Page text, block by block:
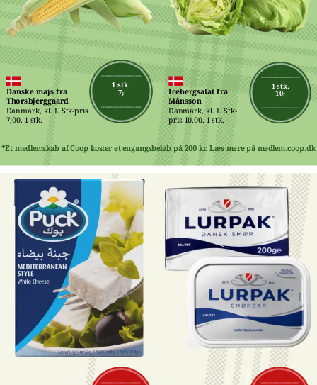
1 stk.
10,-
Icebergsalat fra
Månsson
Danmark, kl. I. Stk-
pris 10,00. 1 stk.
1 stk.
7,-
Danske majs fra
Thorsbjerggaard
Danmark, kl. I. Stk-pris
7,00. 1 stk.
*Et medlemskab af Coop koster et engangsbeløb på 200 kr. Læs mere på medlem.coop.dk